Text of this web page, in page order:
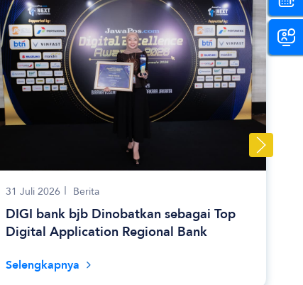
31 Juli 2026 Berita
DIGI bank bjb Dinobatkan sebagai Top
Digital Application Regional Bank
Selengkapnya